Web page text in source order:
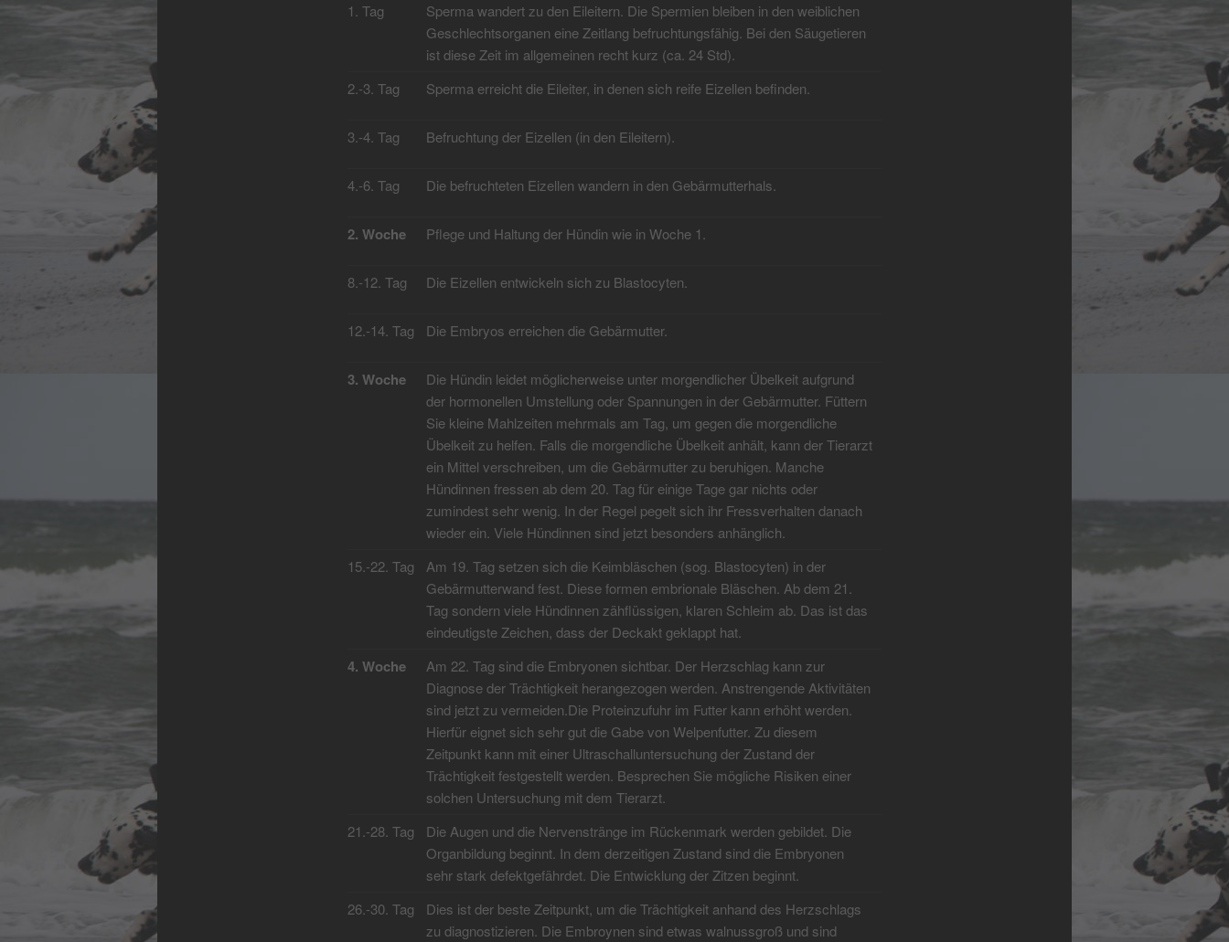
1. Tag
Sperma wandert zu den Eileitern. Die Spermien bleiben in den weiblichen
Geschlechtsorganen eine Zeitlang befruchtungsfähig. Bei den Säugetieren
ist diese Zeit im allgemeinen recht kurz (ca. 24 Std).
2.-3. Tag
Sperma erreicht die Eileiter, in denen sich reife Eizellen befinden.
3.-4. Tag Befruchtung der Eizellen (in den Eileitern).
4.-6. Tag Die befruchteten Eizellen wandern in den Gebärmutterhals.
2. Woche Pflege und Haltung der Hündin wie in Woche 1.
8.-12. Tag Die Eizellen entwickeln sich zu Blastocyten.
12.-14. Tag Die Embryos erreichen die Gebärmutter.
3. Woche
Die Hündin leidet möglicherweise unter morgendlicher Übelkeit aufgrund
der hormonellen Umstellung oder Spannungen in der Gebärmutter. Füttern
Sie kleine Mahlzeiten mehrmals am Tag, um gegen die morgendliche
Übelkeit zu helfen. Falls die morgendliche Übelkeit anhält, kann der Tierarzt
ein Mittel verschreiben, um die Gebärmutter zu beruhigen. Manche
Hündinnen fressen ab dem 20. Tag für einige Tage gar nichts oder
zumindest sehr wenig. In der Regel pegelt sich ihr Fressverhalten danach
wieder ein. Viele Hündinnen sind jetzt besonders anhänglich.
15.-22. Tag
Am 19. Tag setzen sich die Keimbläschen (sog. Blastocyten) in der
Gebärmutterwand fest. Diese formen embrionale Bläschen. Ab dem 21.
Tag sondern viele Hündinnen zähflüssigen, klaren Schleim ab. Das ist das
eindeutigste Zeichen, dass der Deckakt geklappt hat.
4. Woche
Am 22. Tag sind die Embryonen sichtbar. Der Herzschlag kann zur
Diagnose der Trächtigkeit herangezogen werden. Anstrengende Aktivitäten
sind jetzt zu vermeiden.Die Proteinzufuhr im Futter kann erhöht werden.
Hierfür eignet sich sehr gut die Gabe von Welpenfutter. Zu diesem
Zeitpunkt kann mit einer Ultraschalluntersuchung der Zustand der
Trächtigkeit festgestellt werden. Besprechen Sie mögliche Risiken einer
solchen Untersuchung mit dem Tierarzt.
21.-28. Tag
Die Augen und die Nervenstränge im Rückenmark werden gebildet. Die
Organbildung beginnt. In dem derzeitigen Zustand sind die Embryonen
sehr stark defektgefährdet. Die Entwicklung der Zitzen beginnt.
26.-30. Tag
Dies ist der beste Zeitpunkt, um die Trächtigkeit anhand des Herzschlags
zu diagnostizieren. Die Embroynen sind etwas walnussgroß und sind